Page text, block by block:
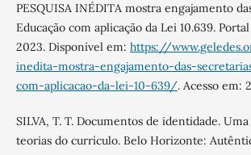
PESQUISA INÉDITA mostra engajamento
Educação com aplicação da Lei 10.639.
2023. Disponível em: https://
inedita-mostra-engajamento-das-
com-aplicacao-da-lei-10-639/. Acesso em:
SILVA, T. T. Documentos de identidade.
teorias do currículo. Belo Horizonte: